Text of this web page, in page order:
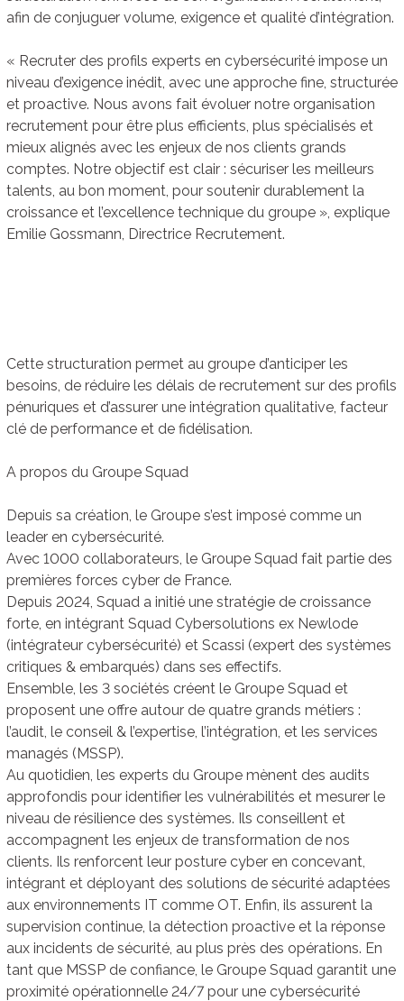
afin de conjuguer volume, exigence et qualité d’intégration.
« Recruter des profils experts en cybersécurité impose un
niveau d’exigence inédit, avec une approche fine, structurée
et proactive. Nous avons fait évoluer notre organisation
recrutement pour être plus efficients, plus spécialisés et
mieux alignés avec les enjeux de nos clients grands
comptes. Notre objectif est clair : sécuriser les meilleurs
talents, au bon moment, pour soutenir durablement la
croissance et l’excellence technique du groupe », explique
Emilie Gossmann, Directrice Recrutement.
Cette structuration permet au groupe d’anticiper les
besoins, de réduire les délais de recrutement sur des profils
pénuriques et d’assurer une intégration qualitative, facteur
clé de performance et de fidélisation.
A propos du Groupe Squad
Depuis sa création, le Groupe s’est imposé comme un
leader en cybersécurité.
Avec 1000 collaborateurs, le Groupe Squad fait partie des
premières forces cyber de France.
Depuis 2024, Squad a initié une stratégie de croissance
forte, en intégrant Squad Cybersolutions ex Newlode
(intégrateur cybersécurité) et Scassi (expert des systèmes
critiques & embarqués) dans ses effectifs.
Ensemble, les 3 sociétés créent le Groupe Squad et
proposent une offre autour de quatre grands métiers :
l’audit, le conseil & l’expertise, l’intégration, et les services
managés (MSSP).
Au quotidien, les experts du Groupe mènent des audits
approfondis pour identifier les vulnérabilités et mesurer le
niveau de résilience des systèmes. Ils conseillent et
accompagnent les enjeux de transformation de nos
clients. Ils renforcent leur posture cyber en concevant,
intégrant et déployant des solutions de sécurité adaptées
aux environnements IT comme OT. Enfin, ils assurent la
supervision continue, la détection proactive et la réponse
aux incidents de sécurité, au plus près des opérations. En
tant que MSSP de confiance, le Groupe Squad garantit une
proximité opérationnelle 24/7 pour une cybersécurité